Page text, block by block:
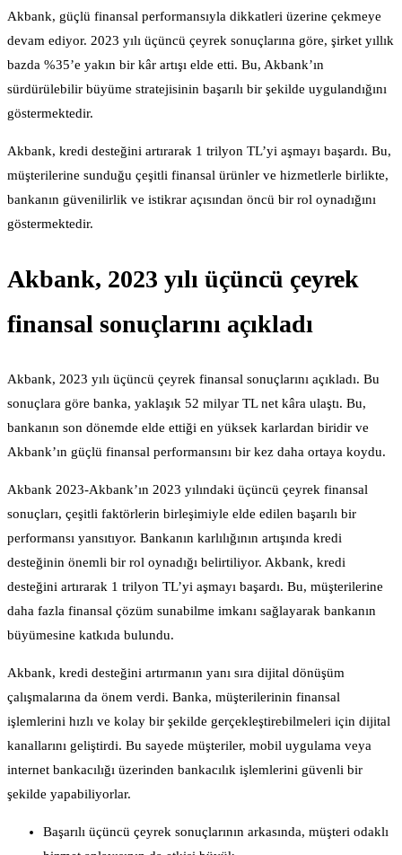
Akbank, güçlü finansal performansıyla dikkatleri üzerine çekmeye
devam ediyor. 2023 yılı üçüncü çeyrek sonuçlarına göre, şirket yıllık
bazda %35’e yakın bir kâr artışı elde etti. Bu, Akbank’ın
sürdürülebilir büyüme stratejisinin başarılı bir şekilde uygulandığını
göstermektedir.
Akbank, kredi desteğini artırarak 1 trilyon TL’yi aşmayı başardı. Bu,
müşterilerine sunduğu çeşitli finansal ürünler ve hizmetlerle birlikte,
bankanın güvenilirlik ve istikrar açısından öncü bir rol oynadığını
göstermektedir.
Akbank, 2023 yılı üçüncü çeyrek
finansal sonuçlarını açıkladı
Akbank, 2023 yılı üçüncü çeyrek finansal sonuçlarını açıkladı. Bu
sonuçlara göre banka, yaklaşık 52 milyar TL net kâra ulaştı. Bu,
bankanın son dönemde elde ettiği en yüksek karlardan biridir ve
Akbank’ın güçlü finansal performansını bir kez daha ortaya koydu.
Akbank 2023-Akbank’ın 2023 yılındaki üçüncü çeyrek finansal
sonuçları, çeşitli faktörlerin birleşimiyle elde edilen başarılı bir
performansı yansıtıyor. Bankanın karlılığının artışında kredi
desteğinin önemli bir rol oynadığı belirtiliyor. Akbank, kredi
desteğini artırarak 1 trilyon TL’yi aşmayı başardı. Bu, müşterilerine
daha fazla finansal çözüm sunabilme imkanı sağlayarak bankanın
büyümesine katkıda bulundu.
Akbank, kredi desteğini artırmanın yanı sıra dijital dönüşüm
çalışmalarına da önem verdi. Banka, müşterilerinin finansal
işlemlerini hızlı ve kolay bir şekilde gerçekleştirebilmeleri için dijital
kanallarını geliştirdi. Bu sayede müşteriler, mobil uygulama veya
internet bankacılığı üzerinden bankacılık işlemlerini güvenli bir
şekilde yapabiliyorlar.
Başarılı üçüncü çeyrek sonuçlarının arkasında, müşteri odaklı